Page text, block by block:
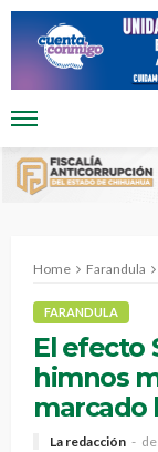
Home Farandula
FARANDULA
El efecto
himnos
marcado
La redacción